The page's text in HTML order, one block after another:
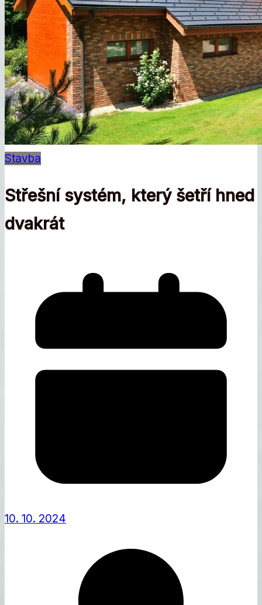
Stavba
Střešní systém, který šetří hned
dvakrát
10. 10. 2024